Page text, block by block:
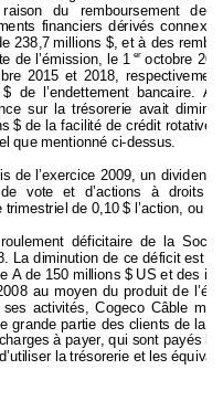
raison du remboursement des
financiers dérivés connexe
238,7 millions $, et à des re
de l’émission, le 1 er octobre
2015 et 2018,
$ de l’endettement bancaire.
sur la trésorerie avait di
$ de la facilité de crédit rotative,
que mentionné ci-dessus.
de l’exercice 2009, un
vote et d’actions à droits
trimestriel de 0,10 $ l’action, ou 1
déficitaire de la
La diminution de ce déficit est
A de 150 millions $ US et des
au moyen du produit de
ses activités, Cogeco Câble
grande partie des clients de la
charges à payer, qui sont payés
la trésorerie et les